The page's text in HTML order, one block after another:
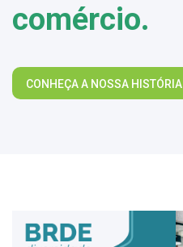
comércio.
CONHEÇA A NOSSA HISTÓRIA